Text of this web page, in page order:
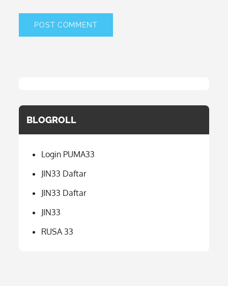
BLOGROLL
Login PUMA33
JIN33 Daftar
JIN33 Daftar
JIN33
RUSA 33